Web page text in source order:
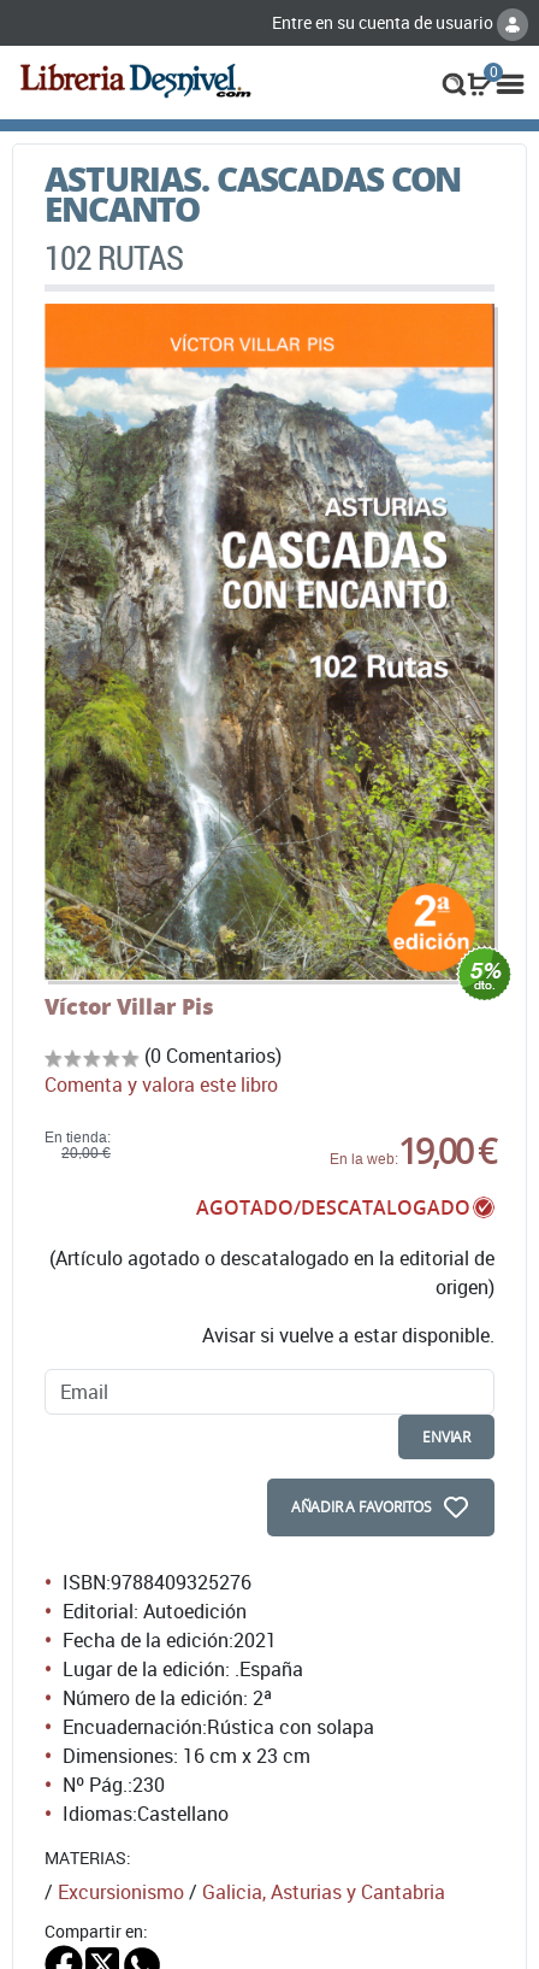
Entre en su cuenta de usuario
0
ASTURIAS. CASCADAS CON
ENCANTO
102 RUTAS
Víctor Villar Pis
(0 Comentarios)
Comenta y valora este libro
En tienda:
20,00 €
En la web:19,00 €
AGOTADO/DESCATALOGADO
(Artículo agotado o descatalogado en la editorial de
origen)
Avisar si vuelve a estar disponible.
ENVIAR
AÑADIR A FAVORITOS
ISBN:9788409325276
Editorial: Autoedición
Fecha de la edición:2021
Lugar de la edición: .España
Número de la edición: 2ª
Encuadernación:Rústica con solapa
Dimensiones: 16 cm x 23 cm
Nº Pág.:230
Idiomas:Castellano
MATERIAS:
/ Excursionismo/ Galicia, Asturias y Cantabria
Compartir en: